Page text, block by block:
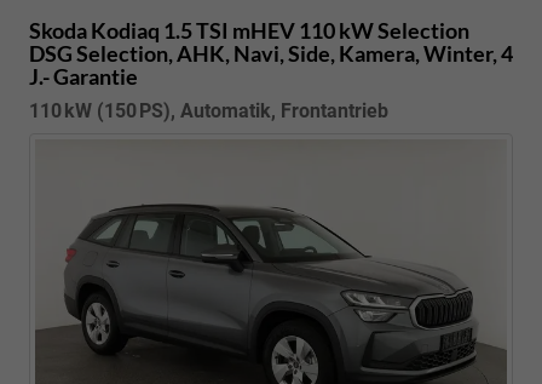
Skoda Kodiaq 1.5 TSI mHEV 110 kW Selection
DSG Selection, AHK, Navi, Side, Kamera, Winter, 4
J.- Garantie
110 kW (150 PS), Automatik, Frontantrieb